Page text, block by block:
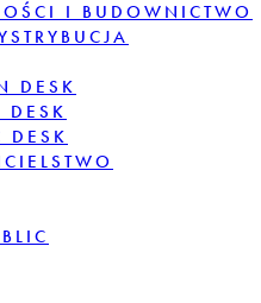
I BUDOWNICTWO
DESK
DESK
DESK